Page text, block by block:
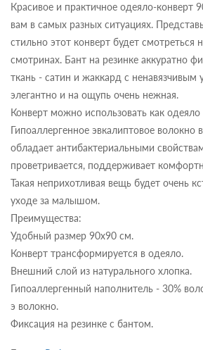
Красивое и практичное одеяло-конверт
вам в самых разных ситуациях.
стильно этот конверт будет смотреться
смотринах. Бант на резинке аккуратно
ткань - сатин и жаккард с ненавязчивым
элегантно и на ощупь очень нежная.
Конверт можно использовать как
Гипоаллергенное эвкалиптовое волокно
обладает антибактериальными
проветривается, поддерживает
Такая неприхотливая вещь будет очень
уходе за малышом.
Преимущества:
Удобный размер 90х90 см.
Конверт трансформируется в одеяло.
Внешний слой из натурального хлопка.
Гипоаллергенный наполнитель - 30%
э волокно.
Фиксация на резинке с бантом.